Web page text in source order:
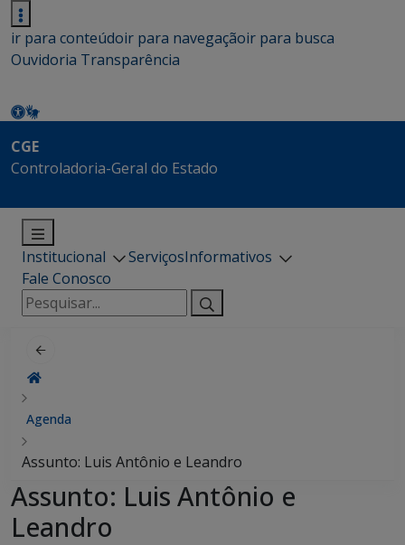
ir para conteúdoir para navegaçãoir para busca
Ouvidoria Transparência
CGE
Controladoria-Geral do Estado
Institucional ServiçosInformativos
Fale Conosco
Pesquisar
por:
Agenda
Assunto: Luis Antônio e Leandro
Assunto: Luis Antônio e
Leandro